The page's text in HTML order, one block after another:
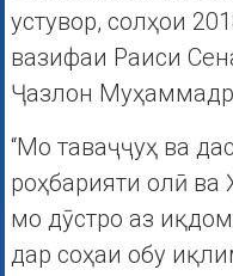
устувор, солҳои
вазифаи Раиси
Ҷазлон
“Мо таваҷҷуҳ ва
роҳбарияти олӣ
мо дӯстро аз
дар соҳаи обу